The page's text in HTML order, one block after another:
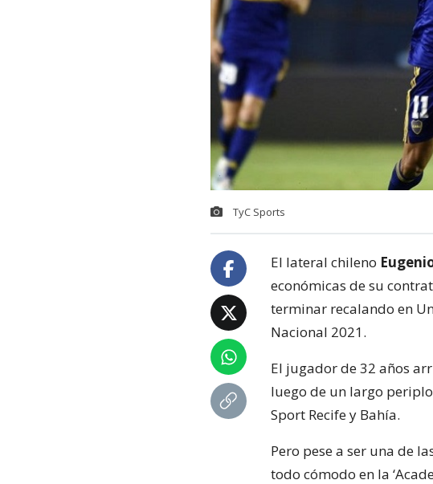
TyC Sports
El lateral chileno
económicas de su
terminar recalando en
Nacional 2021.
El jugador de 32 años
luego de un largo
Sport Recife y Bahía.
Pero pese a ser una de
todo cómodo en la